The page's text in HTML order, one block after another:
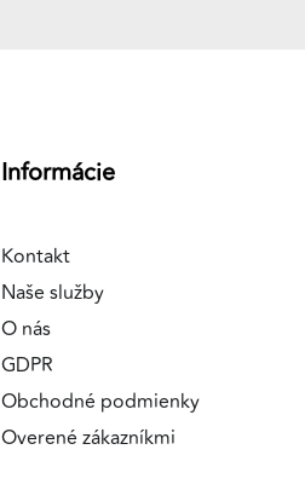
Informácie
Kontakt
Naše služby
O nás
GDPR
Obchodné podmienky
Overené zákazníkmi